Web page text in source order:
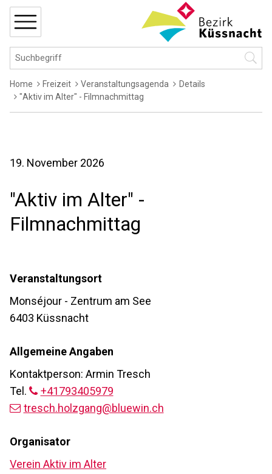
Navigieren in Küssnacht
Schnellnavigation
Hauptnavigation
Suchbegriff
Breadcrumb
Home Freizeit Veranstaltungsagenda
Details
"Aktiv im Alter" - Filmnachmittag
19. November 2026
"Aktiv im Alter" -
Filmnachmittag
Veranstaltungsort
Monséjour - Zentrum am See
6403 Küssnacht
Allgemeine Angaben
Kontaktperson: Armin Tresch
Tel.
+41793405979
tresch.holzgang@bluewin.ch
Organisator
Verein Aktiv im Alter